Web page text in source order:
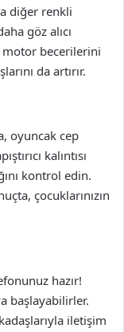
diğer renkli
göz alıcı
motor becerilerini
da artırır.
oyuncak cep
kalıntısı
kontrol edin.
çocuklarınızın
hazır!
başlayabilirler.
iletişim